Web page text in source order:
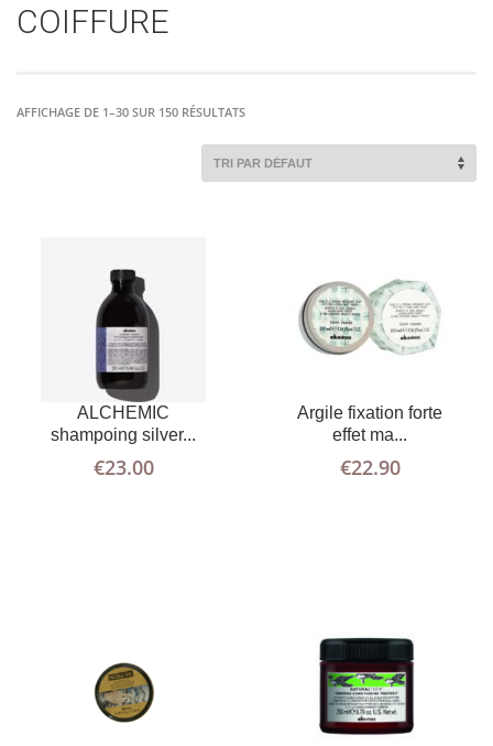
COIFFURE
AFFICHAGE DE 1–30 SUR 150 RÉSULTATS
ALCHEMIC
shampoing silver...
€23.00
AJOUTER AU
PLUS
Argile fixation forte
effet ma...
€22.90
AJOUTER AU
PANIER
PLUS
D'INFOS
PANIER
D'INFOS